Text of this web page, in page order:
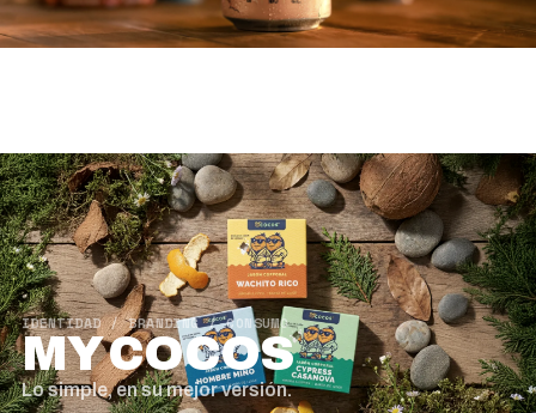
IDENTIDAD / BRANDING / CONSUMO
MY COCOS
Lo simple, en su mejor versión.